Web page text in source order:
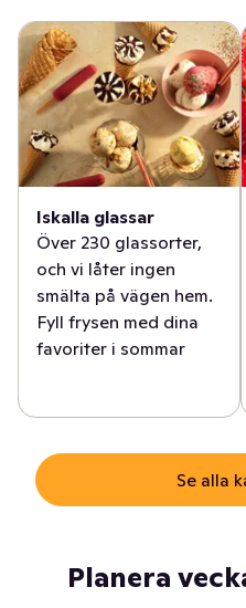
Iskalla glassar
Över 230 glassorter,
och vi låter ingen
smälta på vägen hem.
Fyll frysen med dina
favoriter i sommar
Se alla
Planera